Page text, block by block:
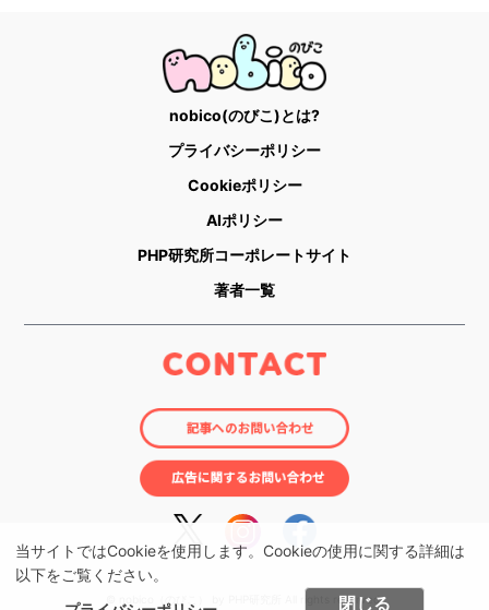
当サイトではCookieを使用します。Cookieの使用に関する詳細は
以下をご覧ください。
閉じる
nobico(のびこ)とは?
プライバシーポリシー
Cookieポリシー
AIポリシー
PHP研究所コーポレートサイト
著者一覧
© nobico（のびこ） by PHP研究所 All rights reserved.